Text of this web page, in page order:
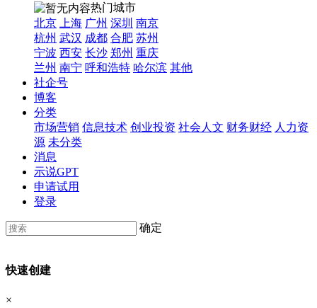
热门城市
北京
上海 广州 深圳 南京
杭州 武汉 成都 合肥 苏州
宁波 西安 长沙 郑州 重庆
兰州 南宁 呼和浩特 哈尔滨 其他
社企号
博客
分类
市场营销 信息技术 创业投资 社会人文 财务财经 人力资
源 未分类
消息
示说GPT
申请试用
登录
确定
快速创建
×